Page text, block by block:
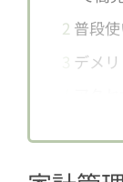
2 普段
デメ
アク